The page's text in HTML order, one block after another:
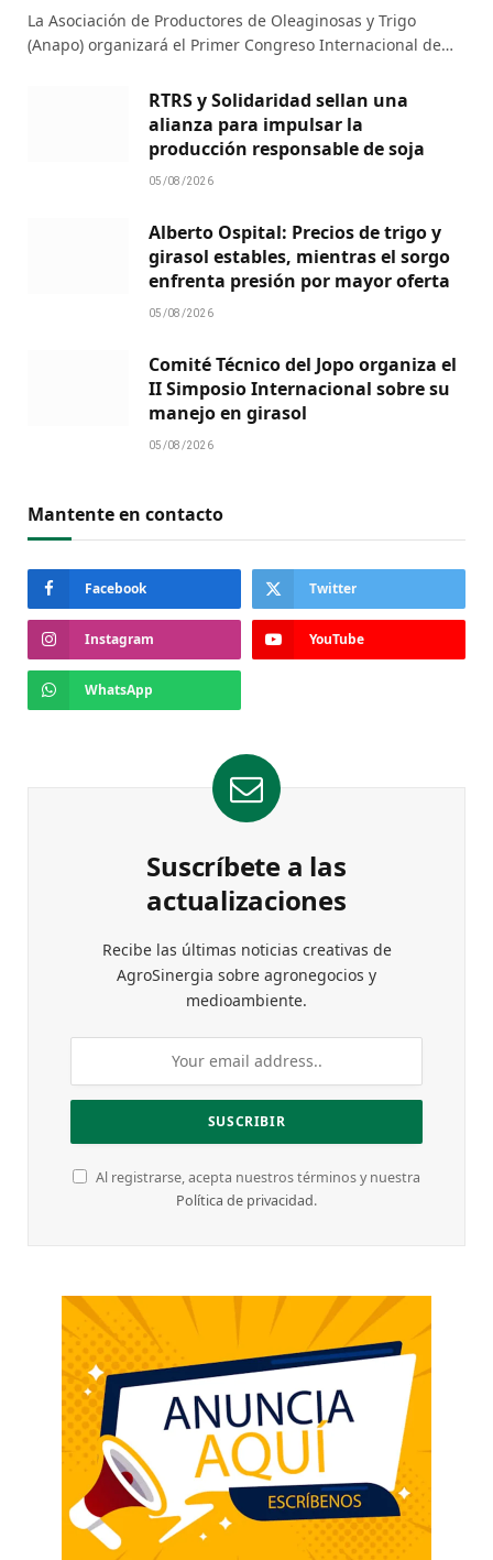
La Asociación de Productores de Oleaginosas y Trigo
(Anapo) organizará el Primer Congreso Internacional de…
RTRS y Solidaridad sellan una
alianza para impulsar la
producción responsable de soja
05/08/2026
Alberto Ospital: Precios de trigo y
girasol estables, mientras el sorgo
enfrenta presión por mayor oferta
05/08/2026
Comité Técnico del Jopo organiza el
II Simposio Internacional sobre su
manejo en girasol
05/08/2026
Mantente en contacto
Facebook Twitter
Instagram YouTube
WhatsApp
Suscríbete a las
actualizaciones
Recibe las últimas noticias creativas de
AgroSinergia sobre agronegocios y
medioambiente.
Al registrarse, acepta nuestros términos y nuestra
Política de privacidad.